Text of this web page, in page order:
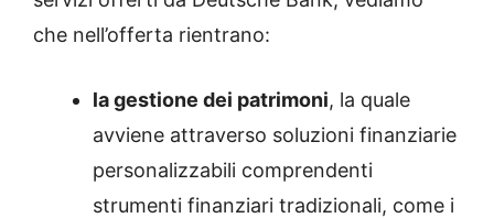
che nell’offerta rientrano:
la gestione dei patrimoni, la quale
avviene attraverso soluzioni finanziarie
personalizzabili comprendenti
strumenti finanziari tradizionali, come i